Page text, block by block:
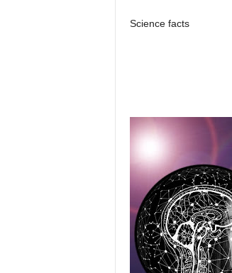
Science facts